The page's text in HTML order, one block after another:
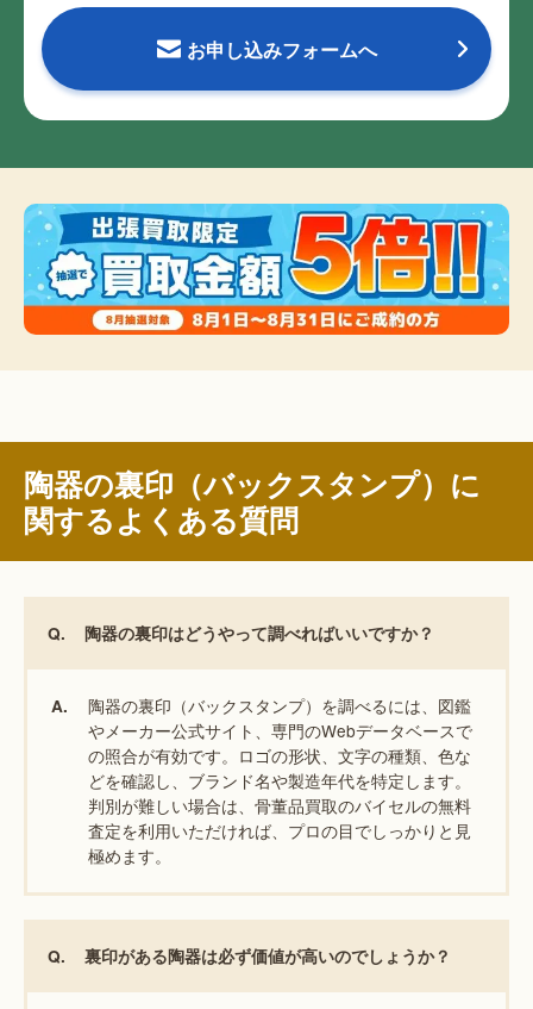
お申し込みフォームへ
陶器の裏印（バックスタンプ）に
関するよくある質問
Q. 陶器の裏印はどうやって調べればいいですか？
A.
陶器の裏印（バックスタンプ）を調べるには、図鑑
やメーカー公式サイト、専門のWebデータベースで
の照合が有効です。ロゴの形状、文字の種類、色な
どを確認し、ブランド名や製造年代を特定します。
判別が難しい場合は、骨董品買取のバイセルの無料
査定を利用いただければ、プロの目でしっかりと見
極めます。
Q. 裏印がある陶器は必ず価値が高いのでしょうか？